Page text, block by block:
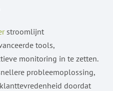
stroomlijnt
tools,
monitoring in te zetten.
probleemoplossing,
doordat